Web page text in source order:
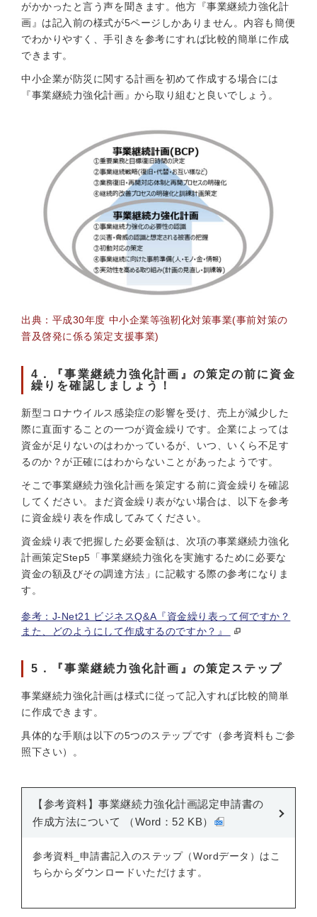
がかかったと言う声を聞きます。他方『事業継続力強化計
画』は記入前の様式が5ページしかありません。内容も簡便
でわかりやすく、手引きを参考にすれば比較的簡単に作成
できます。
中小企業が防災に関する計画を初めて作成する場合には
『事業継続力強化計画』から取り組むと良いでしょう。
出典：平成30年度 中小企業等強靭化対策事業(事前対策の
普及啓発に係る策定支援事業)
4．『事業継続力強化計画』の策定の前に資金
繰りを確認しましょう！
新型コロナウイルス感染症の影響を受け、売上が減少した
際に直面することの一つが資金繰りです。企業によっては
資金が足りないのはわかっているが、いつ、いくら不足す
るのか？が正確にはわからないことがあったようです。
そこで事業継続力強化計画を策定する前に資金繰りを確認
してください。まだ資金繰り表がない場合は、以下を参考
に資金繰り表を作成してみてください。
資金繰り表で把握した必要金額は、次項の事業継続力強化
計画策定Step5「事業継続力強化を実施するために必要な
資金の額及びその調達方法」に記載する際の参考になりま
す。
参考：J-Net21 ビジネスQ&A『資金繰り表って何ですか？
また、どのようにして作成するのですか？』
5．『事業継続力強化計画』の策定ステップ
事業継続力強化計画は様式に従って記入すれば比較的簡単
に作成できます。
具体的な手順は以下の5つのステップです（参考資料もご参
照下さい）。
【参考資料】事業継続力強化計画認定申請書の
作成方法について （Word：52 KB）
参考資料_申請書記入のステップ（Wordデータ）はこ
ちらからダウンロードいただけます。